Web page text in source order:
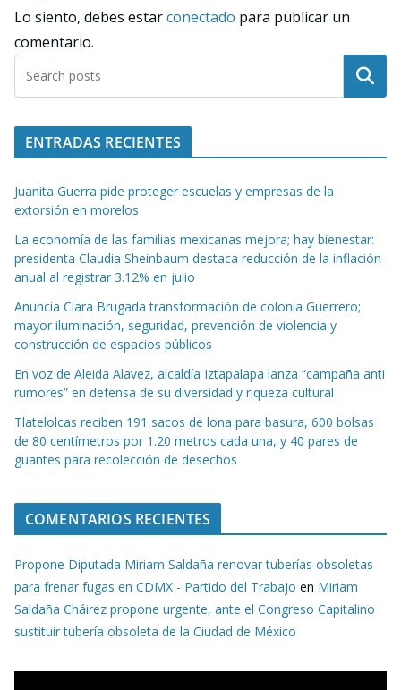
Lo siento, debes estarconectado para publicar un
comentario.
Buscar
ENTRADAS RECIENTES
Juanita Guerra pide proteger escuelas y empresas de la
extorsión en morelos
La economía de las familias mexicanas mejora; hay bienestar:
presidenta Claudia Sheinbaum destaca reducción de la inflación
anual al registrar 3.12% en julio
Anuncia Clara Brugada transformación de colonia Guerrero;
mayor iluminación, seguridad, prevención de violencia y
construcción de espacios públicos
En voz de Aleida Alavez, alcaldía Iztapalapa lanza “campaña anti
rumores” en defensa de su diversidad y riqueza cultural
Tlatelolcas reciben 191 sacos de lona para basura, 600 bolsas
de 80 centímetros por 1.20 metros cada una, y 40 pares de
guantes para recolección de desechos
COMENTARIOS RECIENTES
Propone Diputada Miriam Saldaña renovar tuberías obsoletas
para frenar fugas en CDMX - Partido del Trabajo en Miriam
Saldaña Cháirez propone urgente, ante el Congreso Capitalino
sustituir tubería obsoleta de la Ciudad de México